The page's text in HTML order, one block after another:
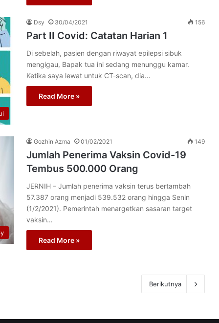
Dsy 30/04/2021 156
Part II Covid: Catatan Harian 1
Di sebelah, pasien dengan riwayat epilepsi sibuk
mengigau, Bapak tua ini sedang menunggu kamar.
Ketika saya lewat untuk CT-scan, dia…
Read More »
Gozhin Azma 01/02/2021 149
Jumlah Penerima Vaksin Covid-19
Tembus 500.000 Orang
JERNIH – Jumlah penerima vaksin terus bertambah
57.387 orang menjadi 539.532 orang hingga Senin
(1/2/2021). Pemerintah menargetkan sasaran target
vaksin…
Read More »
Berikutnya